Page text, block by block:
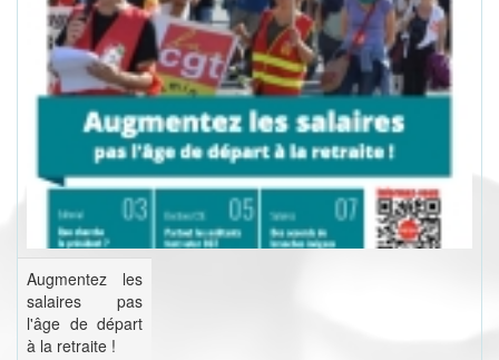
Augmentez les
salaires pas
l'âge de départ
à la retraite !